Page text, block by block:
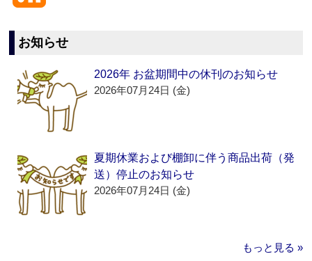
お知らせ
2026年 お盆期間中の休刊のお知らせ
2026年07月24日 (金)
夏期休業および棚卸に伴う商品出荷（発
送）停止のお知らせ
2026年07月24日 (金)
もっと見る »